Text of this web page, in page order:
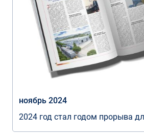
ноябрь 2024
2024 год стал годом прорыва